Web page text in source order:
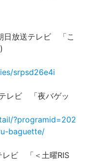
日放送テレビ 「こ
srpsd26e4i
レビ 「夜バゲッ
?programid=202
baguette/
ビ 「＜土曜RIS